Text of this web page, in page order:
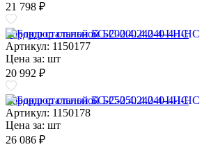
21 798 ₽
Бордюр стальной БС-200.4.240-4-I-НС
Артикул: 1150177
Цена за: шт
20 992 ₽
Бордюр стальной БС-250.4.240-4-I-НС
Артикул: 1150178
Цена за: шт
26 086 ₽